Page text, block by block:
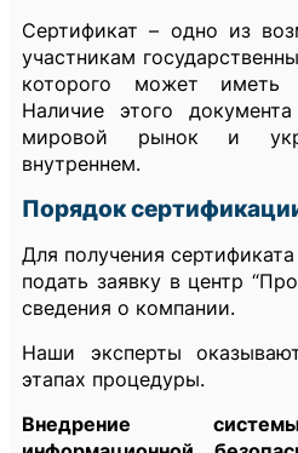
Сертификат – одно из
участникам
которого может иметь
Наличие этого
мировой рынок и
внутреннем.
Порядок
Для получения
подать заявку в центр
сведения о компании.
Наши эксперты
этапах процедуры.
Внедрение